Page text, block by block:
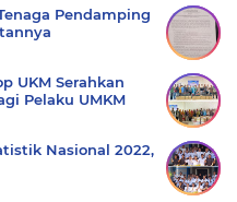
Pendamping
UKM Serahkan
Pelaku UMKM
Nasional 2022,